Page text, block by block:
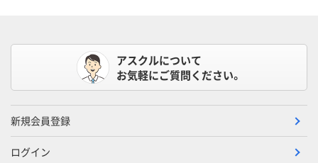
アスクルについて
お気軽にご質問ください。
新規会員登録
ログイン